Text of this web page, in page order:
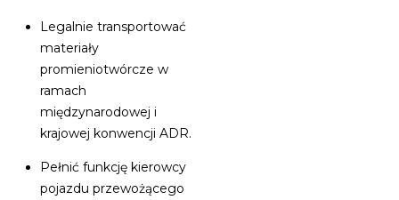
Legalnie transportować
materiały
promieniotwórcze w
ramach
międzynarodowej i
krajowej konwencji ADR.
Pełnić funkcję kierowcy
pojazdu przewożącego